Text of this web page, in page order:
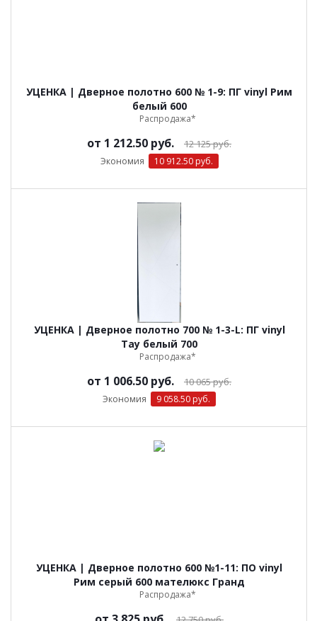
УЦЕНКА | Дверное полотно 600 № 1-9: ПГ vinyl Рим
белый 600
Распродажа*
от 1 212.50 руб. 12 125 руб.
Экономия 10 912.50 руб.
УЦЕНКА | Дверное полотно 700 № 1-3-L: ПГ vinyl
Тау белый 700
Распродажа*
от 1 006.50 руб. 10 065 руб.
Экономия 9 058.50 руб.
УЦЕНКА | Дверное полотно 600 №1-11: ПО vinyl
Рим серый 600 мателюкс Гранд
Распродажа*